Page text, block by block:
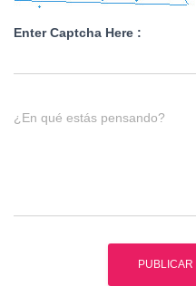
Enter Captcha Here :
¿En qué estás pensando?